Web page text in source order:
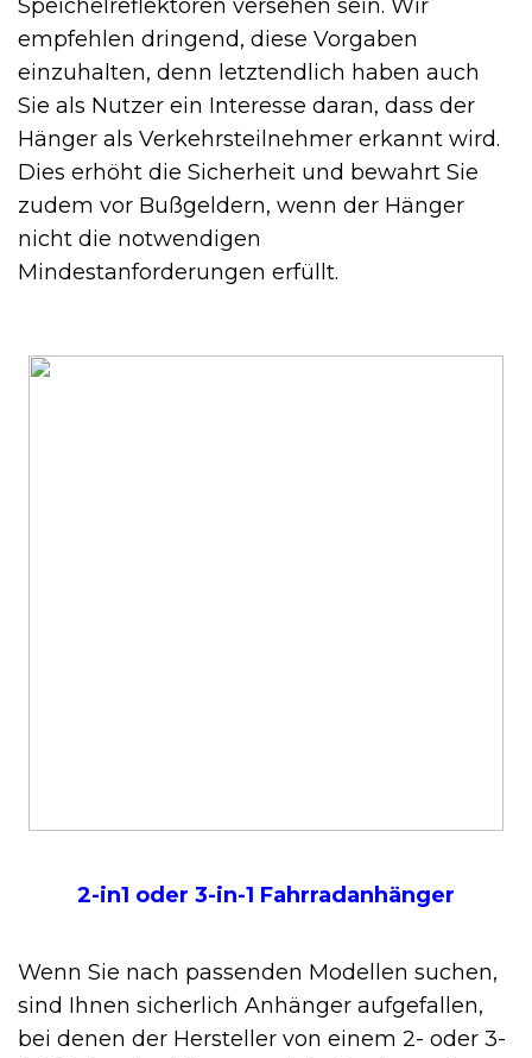
Speichelreflektoren versehen sein. Wir
empfehlen dringend, diese Vorgaben
einzuhalten, denn letztendlich haben auch
Sie als Nutzer ein Interesse daran, dass der
Hänger als Verkehrsteilnehmer erkannt wird.
Dies erhöht die Sicherheit und bewahrt Sie
zudem vor Bußgeldern, wenn der Hänger
nicht die notwendigen
Mindestanforderungen erfüllt.
2-in1 oder 3-in-1 Fahrradanhänger
Wenn Sie nach passenden Modellen suchen,
sind Ihnen sicherlich Anhänger aufgefallen,
bei denen der Hersteller von einem 2- oder 3-